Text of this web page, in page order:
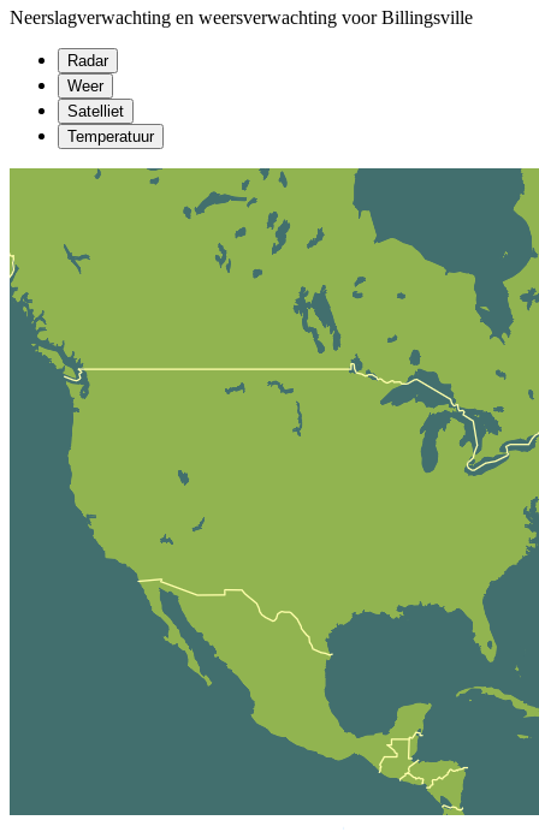
Neerslagverwachting en weersverwachting voor Billingsville
Radar
Weer
Satelliet
Temperatuur